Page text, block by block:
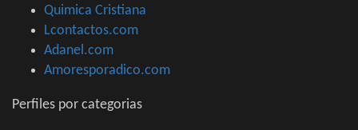
Quimica Cristiana
Lcontactos.com
Adanel.com
Amoresporadico.com
Perfiles por categorias